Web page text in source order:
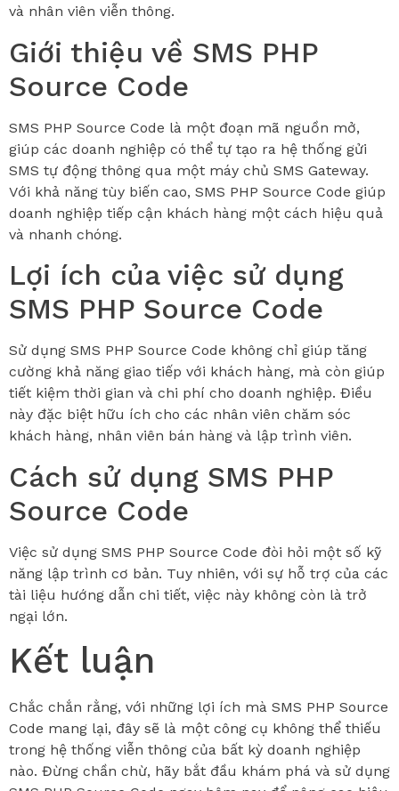
và nhân viên viễn thông.
Giới thiệu về SMS PHP
Source Code
SMS PHP Source Code là một đoạn mã nguồn mở,
giúp các doanh nghiệp có thể tự tạo ra hệ thống gửi
SMS tự động thông qua một máy chủ SMS Gateway.
Với khả năng tùy biến cao, SMS PHP Source Code giúp
doanh nghiệp tiếp cận khách hàng một cách hiệu quả
và nhanh chóng.
Lợi ích của việc sử dụng
SMS PHP Source Code
Sử dụng SMS PHP Source Code không chỉ giúp tăng
cường khả năng giao tiếp với khách hàng, mà còn giúp
tiết kiệm thời gian và chi phí cho doanh nghiệp. Điều
này đặc biệt hữu ích cho các nhân viên chăm sóc
khách hàng, nhân viên bán hàng và lập trình viên.
Cách sử dụng SMS PHP
Source Code
Việc sử dụng SMS PHP Source Code đòi hỏi một số kỹ
năng lập trình cơ bản. Tuy nhiên, với sự hỗ trợ của các
tài liệu hướng dẫn chi tiết, việc này không còn là trở
ngại lớn.
Kết luận
Chắc chắn rằng, với những lợi ích mà SMS PHP Source
Code mang lại, đây sẽ là một công cụ không thể thiếu
trong hệ thống viễn thông của bất kỳ doanh nghiệp
nào. Đừng chần chừ, hãy bắt đầu khám phá và sử dụng